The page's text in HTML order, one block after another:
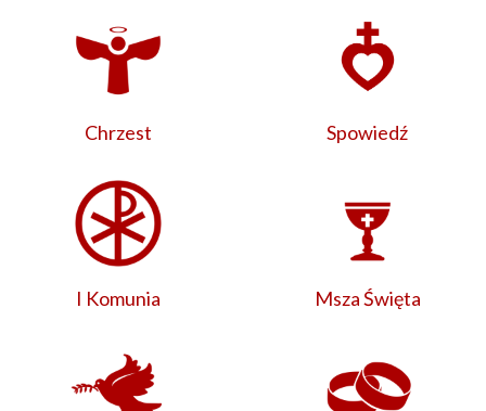
Chrzest Spowiedź
I Komunia Msza Święta